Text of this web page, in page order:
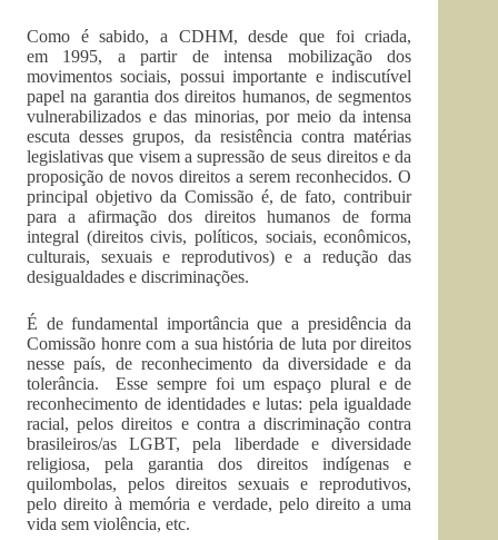
Como é sabido, a CDHM, desde que foi criada,
em 1995, a partir de intensa mobilização dos
movimentos sociais, possui importante e indiscutível
papel na garantia dos direitos humanos, de segmentos
vulnerabilizados e das minorias, por meio da intensa
escuta desses grupos, da resistência contra matérias
legislativas que visem a supressão de seus direitos e da
proposição de novos direitos a serem reconhecidos. O
principal objetivo da Comissão é, de fato, contribuir
para a afirmação dos direitos humanos de forma
integral (direitos civis, políticos, sociais, econômicos,
culturais, sexuais e reprodutivos) e a redução das
desigualdades e discriminações.
É de fundamental importância que a presidência da
Comissão honre com a sua história de luta por direitos
nesse país, de reconhecimento da diversidade e da
tolerância. Esse sempre foi um espaço plural e de
reconhecimento de identidades e lutas: pela igualdade
racial, pelos direitos e contra a discriminação contra
brasileiros/as LGBT, pela liberdade e diversidade
religiosa, pela garantia dos direitos indígenas e
quilombolas, pelos direitos sexuais e reprodutivos,
pelo direito à memória e verdade, pelo direito a uma
vida sem violência, etc.